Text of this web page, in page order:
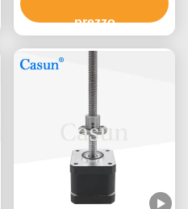
punti
prezzo